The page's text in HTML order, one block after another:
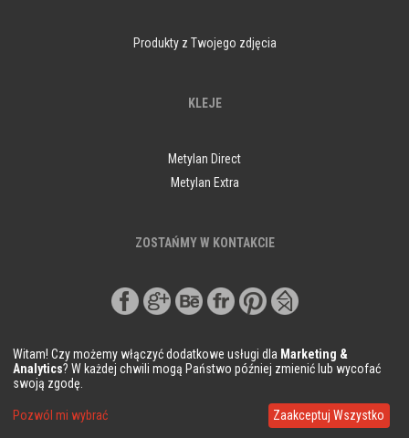
Produkty z Twojego zdjęcia
KLEJE
Metylan Direct
Metylan Extra
ZOSTAŃMY W KONTAKCIE
Witam! Czy możemy włączyć dodatkowe usługi dla Marketing &
Analytics? W każdej chwili mogą Państwo później zmienić lub wycofać
swoją zgodę.
Pozwól mi wybrać Zaakceptuj Wszystko